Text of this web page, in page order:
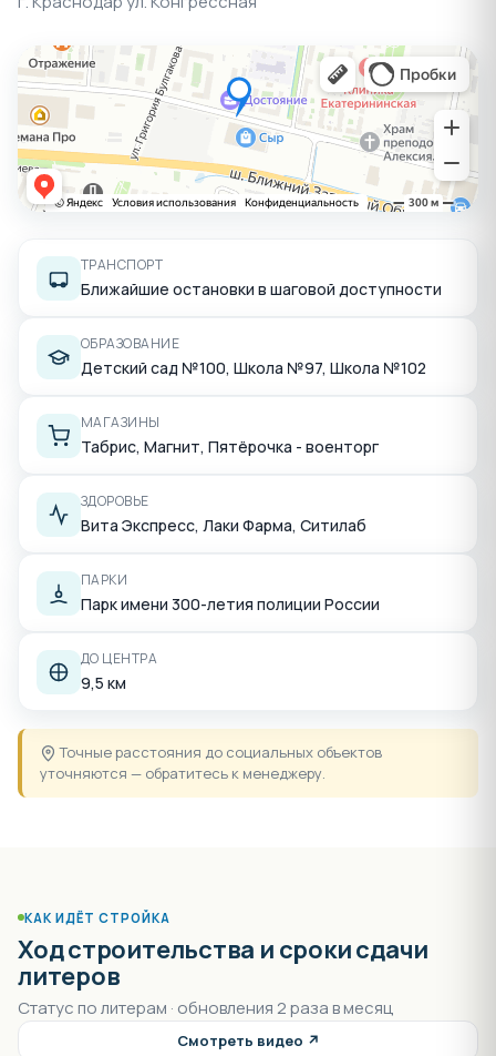
ТРАНСПОРТ
Ближайшие остановки в шаговой доступности
ОБРАЗОВАНИЕ
Детский сад №100, Школа №97, Школа №102
МАГАЗИНЫ
Табрис, Магнит, Пятёрочка - военторг
ЗДОРОВЬЕ
Вита Экспресс, Лаки Фарма, Ситилаб
ПАРКИ
Парк имени 300-летия полиции России
ДО ЦЕНТРА
9,5 км
Точные расстояния до социальных объектов
уточняются — обратитесь к менеджеру.
КАК ИДЁТ СТРОЙКА
Ход строительства и сроки сдачи
литеров
Статус по литерам · обновления 2 раза в месяц
Смотреть видео ↗